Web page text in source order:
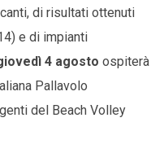
di risultati ottenuti
e di impianti
4 agosto ospiterà
Pallavolo
del Beach Volley